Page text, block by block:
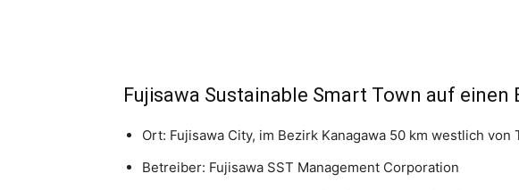
Fujisawa Sustainable Smart Town auf einen
Ort: Fujisawa City, im Bezirk Kanagawa 50 km westlich von
Betreiber: Fujisawa SST Management Corporation